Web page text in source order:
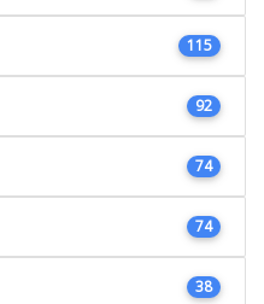
115
92
74
74
38